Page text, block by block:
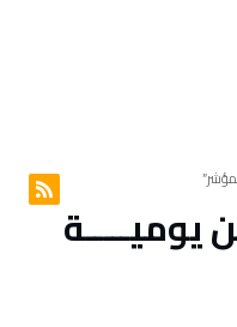
10 من يوميـــــة